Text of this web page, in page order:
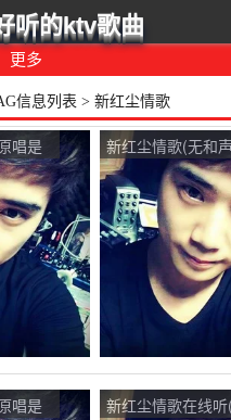
更多
听的ktv歌曲
信息列表 > 新红尘情歌
唱是
暂离
新红尘情歌(无和
听(原唱是寒月/子
依然演唱点播
唱是
新红尘情歌在线